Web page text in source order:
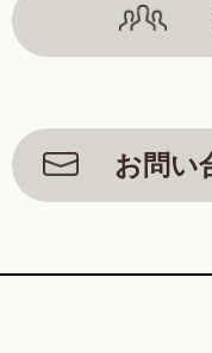
お問い